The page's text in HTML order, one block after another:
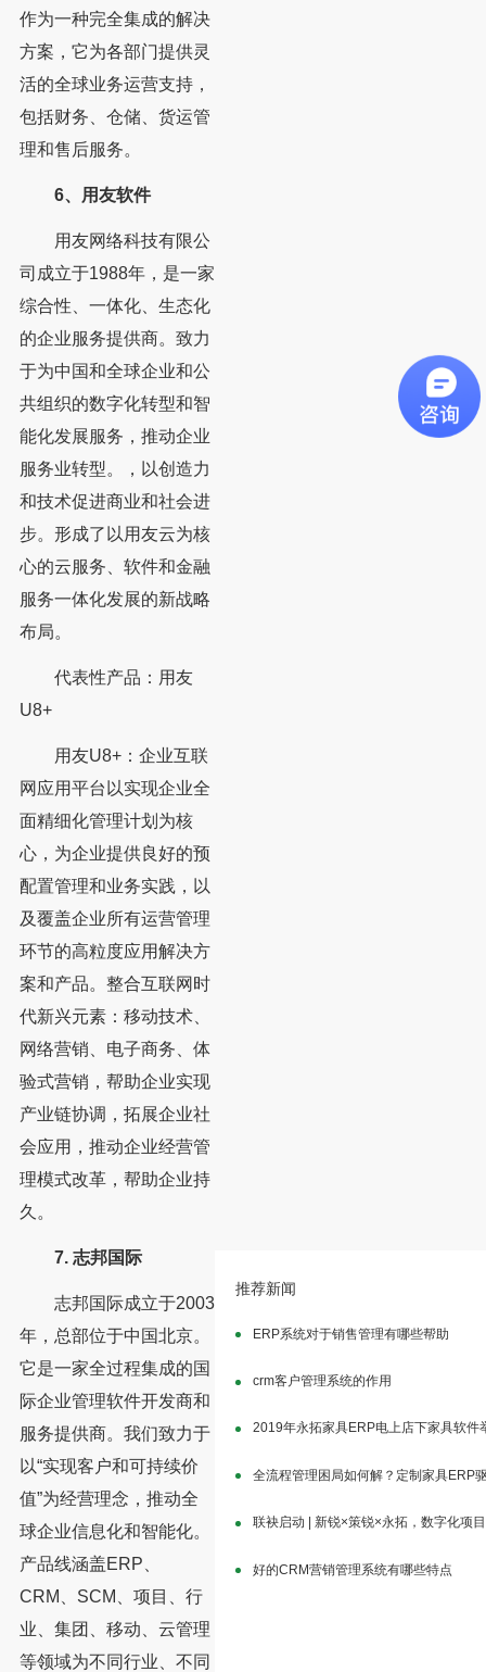
作为一种完全集成的解决
方案，它为各部门提供灵
活的全球业务运营支持，
包括财务、仓储、货运管
理和售后服务。
6、用友软件
用友网络科技有限公
司成立于1988年，是一家
综合性、一体化、生态化
的企业服务提供商。致力
于为中国和全球企业和公
共组织的数字化转型和智
能化发展服务，推动企业
服务业转型。，以创造力
和技术促进商业和社会进
步。形成了以用友云为核
心的云服务、软件和金融
服务一体化发展的新战略
布局。
代表性产品：用友
U8+
用友U8+：企业互联
网应用平台以实现企业全
面精细化管理计划为核
心，为企业提供良好的预
配置管理和业务实践，以
及覆盖企业所有运营管理
环节的高粒度应用解决方
案和产品。整合互联网时
代新兴元素：移动技术、
网络营销、电子商务、体
验式营销，帮助企业实现
产业链协调，拓展企业社
会应用，推动企业经营管
理模式改革，帮助企业持
久。
7. 志邦国际
志邦国际成立于2003
年，总部位于中国北京。
它是一家全过程集成的国
际企业管理软件开发商和
服务提供商。我们致力于
以“实现客户和可持续价
值”为经营理念，推动全
球企业信息化和智能化。
产品线涵盖ERP、
CRM、SCM、项目、行
业、集团、移动、云管理
等领域为不同行业、不同
推荐新闻
ERP系统对于销售管理有哪些帮助
crm客户管理系统的作用
2019年永拓家具ERP电上店下家具软件
全流程管理困局如何解？定制家具ERP
联袂启动 | 新锐×策锐×永拓，数字化项
好的CRM营销管理系统有哪些特点